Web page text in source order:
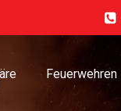
Feuerwehren